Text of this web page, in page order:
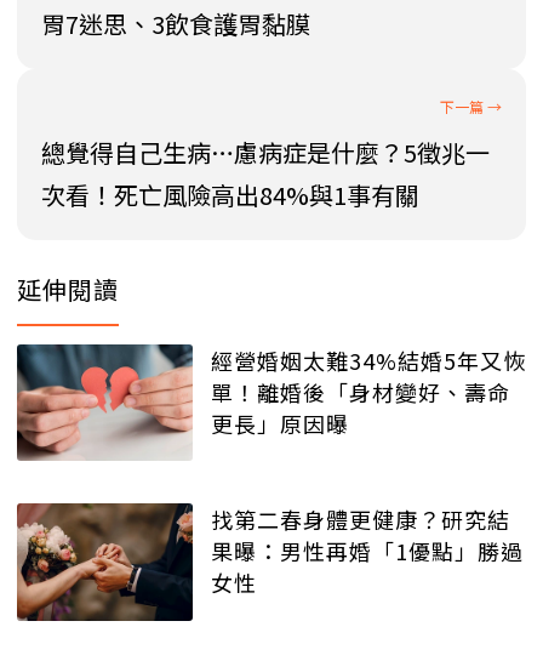
胃7迷思、3飲食護胃黏膜
總覺得自己生病…慮病症是什麼？5徵兆一
次看！死亡風險高出84%與1事有關
延伸閱讀
經營婚姻太難34%結婚5年又恢
單！離婚後「身材變好、壽命
更長」原因曝
找第二春身體更健康？研究結
果曝：男性再婚「1優點」勝過
女性